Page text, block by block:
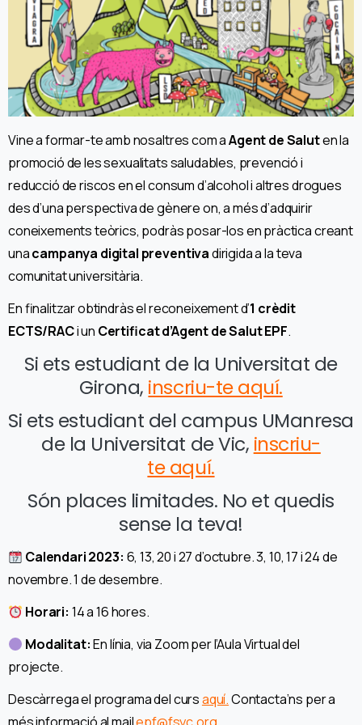
Vine a formar-te amb nosaltres com aAgent de Saluten la
promoció de les sexualitats saludables, prevenció i
reducció de riscos en el consum d’alcohol i altres drogues
des d’una perspectiva de gènere on, a més d’adquirir
coneixements teòrics, podràs posar-los en pràctica creant
unacampanya digital preventivadirigida a la teva
comunitat universitària.
En finalitzar obtindràs el reconeixement d’1 crèdit
ECTS/RACi un Certificat d’Agent de Salut EPF.
Si ets estudiant de la Universitat de
Girona, inscriu-te aquí.
Si ets estudiant del campus UManresa
de la Universitat de Vic, inscriu-
te aquí.
Són places limitades. No et quedis
sense la teva!
Calendari 2023: 6, 13, 20 i 27 d’octubre. 3, 10, 17 i 24 de
novembre. 1 de desembre.
Horari: 14 a 16 hores.
Modalitat:En línia, via Zoom per l’Aula Virtual del
projecte.
Descàrrega el programa del cursaquí.Contacta’ns per a